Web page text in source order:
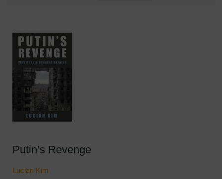
Putin’s Revenge
Lucian Kim